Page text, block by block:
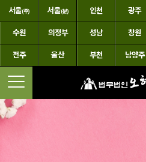
서울(주) 서울(분) 인천 광주
수원 의정부 성남 창원
전주 울산 부천 남양주